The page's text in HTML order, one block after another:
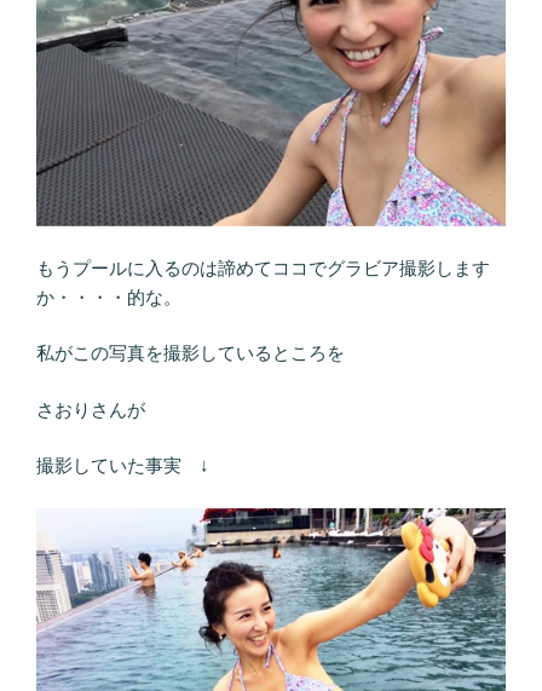
もうプールに入るのは諦めてココでグラビア撮影します
か・・・・的な。
私がこの写真を撮影しているところを
さおりさんが
撮影していた事実 ↓